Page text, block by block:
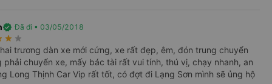
luôn cam kết khởi hành đúng giờ.
mình để tài xế liên hệ, giờ đón chỉ là giờ
huống không mong muốn, bạn nên chuẩn
verified Đã đi • 03/05/2018
star_rate star_rate
trương dàn xe mới cứng, xe rất đẹp, êm, đón trung chuyển
chuyển xe, mấy bác tài rất vui tính, thú vị, chạy nhanh, an
Long Thịnh Car Vip rất tốt, có đợt đi Lạng Sơn mình sẽ ủng hộ